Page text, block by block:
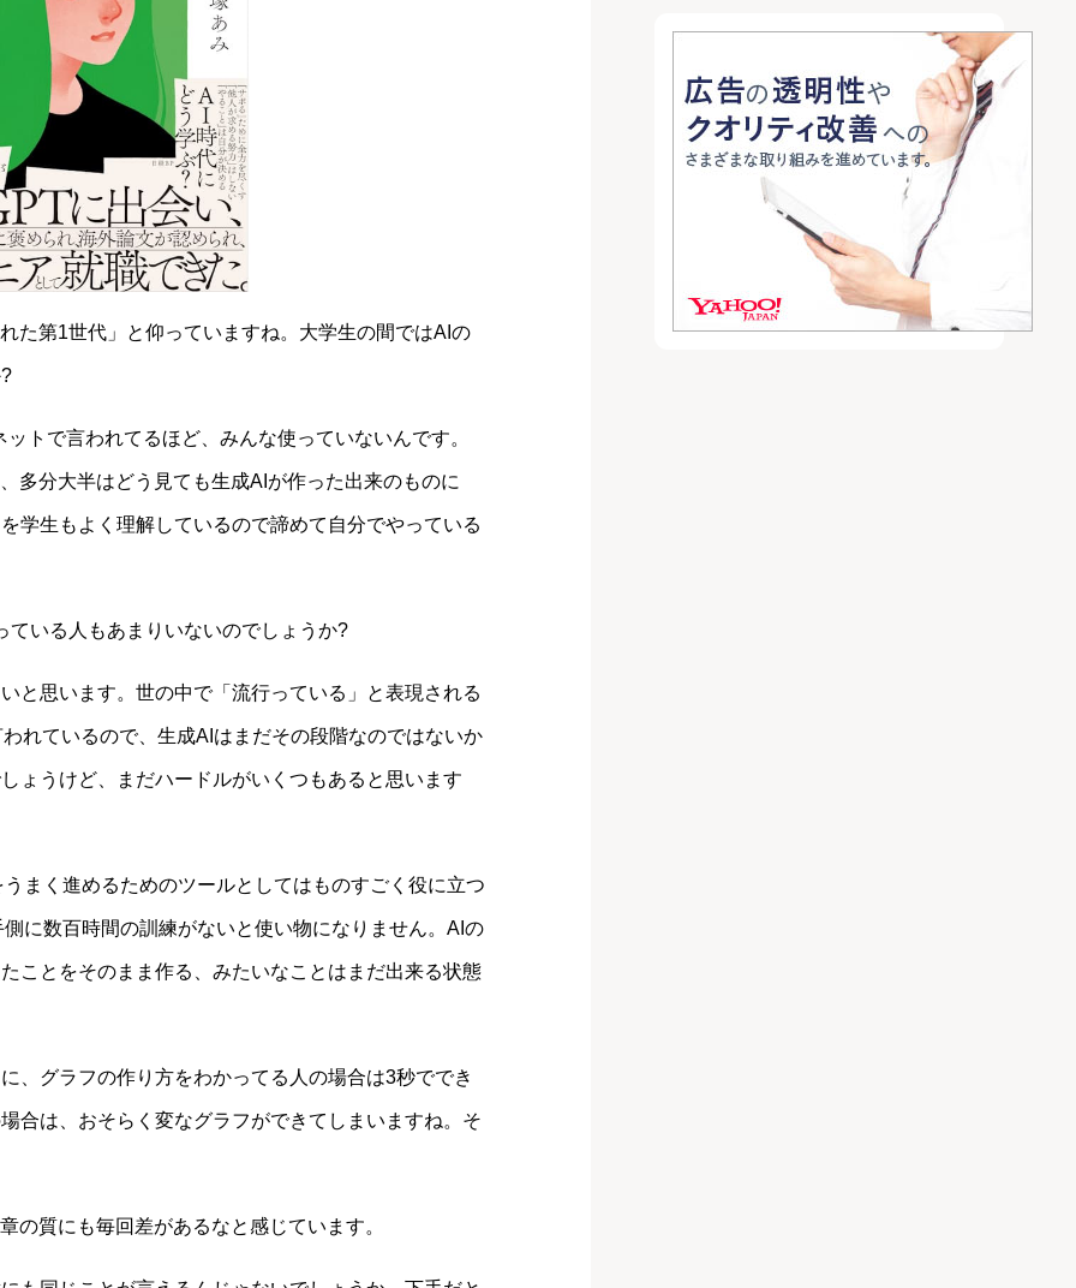
第1世代」と仰っていますね。大学生の間ではAIの
トで言われてるほど、みんな使っていないんです。
多分大半はどう見ても生成AIが作った出来のものに
学生もよく理解しているので諦めて自分でやっている
いる人もあまりいないのでしょうか?
と思います。世の中で「流行っている」と表現される
れているので、生成AIはまだその段階なのではないか
ょうけど、まだハードルがいくつもあると思います
まく進めるためのツールとしてはものすごく役に立つ
に数百時間の訓練がないと使い物になりません。AIの
ことをそのまま作る、みたいなことはまだ出来る状態
、グラフの作り方をわかってる人の場合は3秒ででき
合は、おそらく変なグラフができてしまいますね。そ
質にも毎回差があるなと感じています。